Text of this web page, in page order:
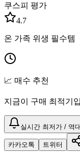
쿠스피 평가
4.7
온 가족 위생 필수템
📈 매수 추천
지금이 구매 최적기
실시간 최저가 / 역
카카오톡 트위터